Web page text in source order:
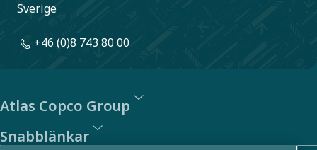
Sverige
+46 (0)8 743 80 00
Atlas Copco Group
Snabblänkar